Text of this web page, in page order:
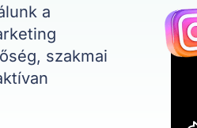
a
szakmai